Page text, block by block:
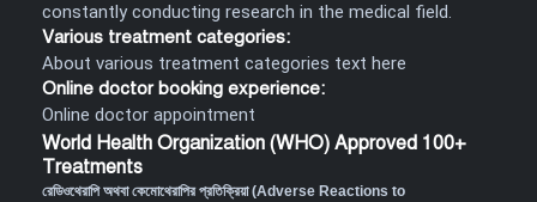
constantly conducting research in the medical field.
Various treatment categories:
About various treatment categories text here
Online doctor booking experience:
Online doctor appointment
World Health Organization (WHO) Approved 100+
Treatments
রেডিওথেরাপি অথবা কেমোথেরাপির প্রতিক্রিয়া (Adverse Reactions to